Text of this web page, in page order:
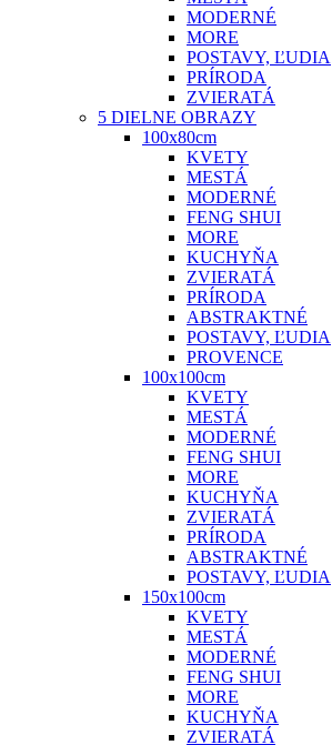
MODERNÉ
MORE
POSTAVY, ĽUDIA
PRÍRODA
ZVIERATÁ
5 DIELNE OBRAZY
100x80cm
KVETY
MESTÁ
MODERNÉ
FENG SHUI
MORE
KUCHYŇA
ZVIERATÁ
PRÍRODA
ABSTRAKTNÉ
POSTAVY, ĽUDIA
PROVENCE
100x100cm
KVETY
MESTÁ
MODERNÉ
FENG SHUI
MORE
KUCHYŇA
ZVIERATÁ
PRÍRODA
ABSTRAKTNÉ
POSTAVY, ĽUDIA
150x100cm
KVETY
MESTÁ
MODERNÉ
FENG SHUI
MORE
KUCHYŇA
ZVIERATÁ